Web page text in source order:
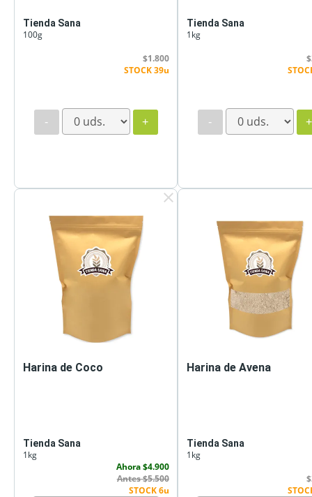
Tienda Sana
100g
$1.800
STOCK 39u
- +
Tienda Sana
1kg
- +
clear
Harina de Coco
Tienda Sana
1kg
Ahora $4.900
Antes $5.500
STOCK 6u
Harina de Avena
Tienda Sana
1kg